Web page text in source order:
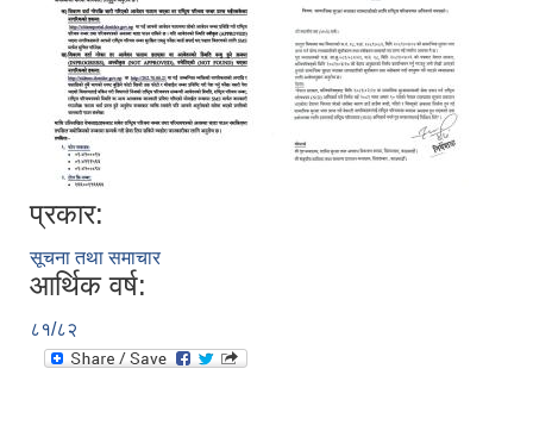
प्रकार:
सूचना तथा समाचार
आर्थिक वर्ष:
८१/८२